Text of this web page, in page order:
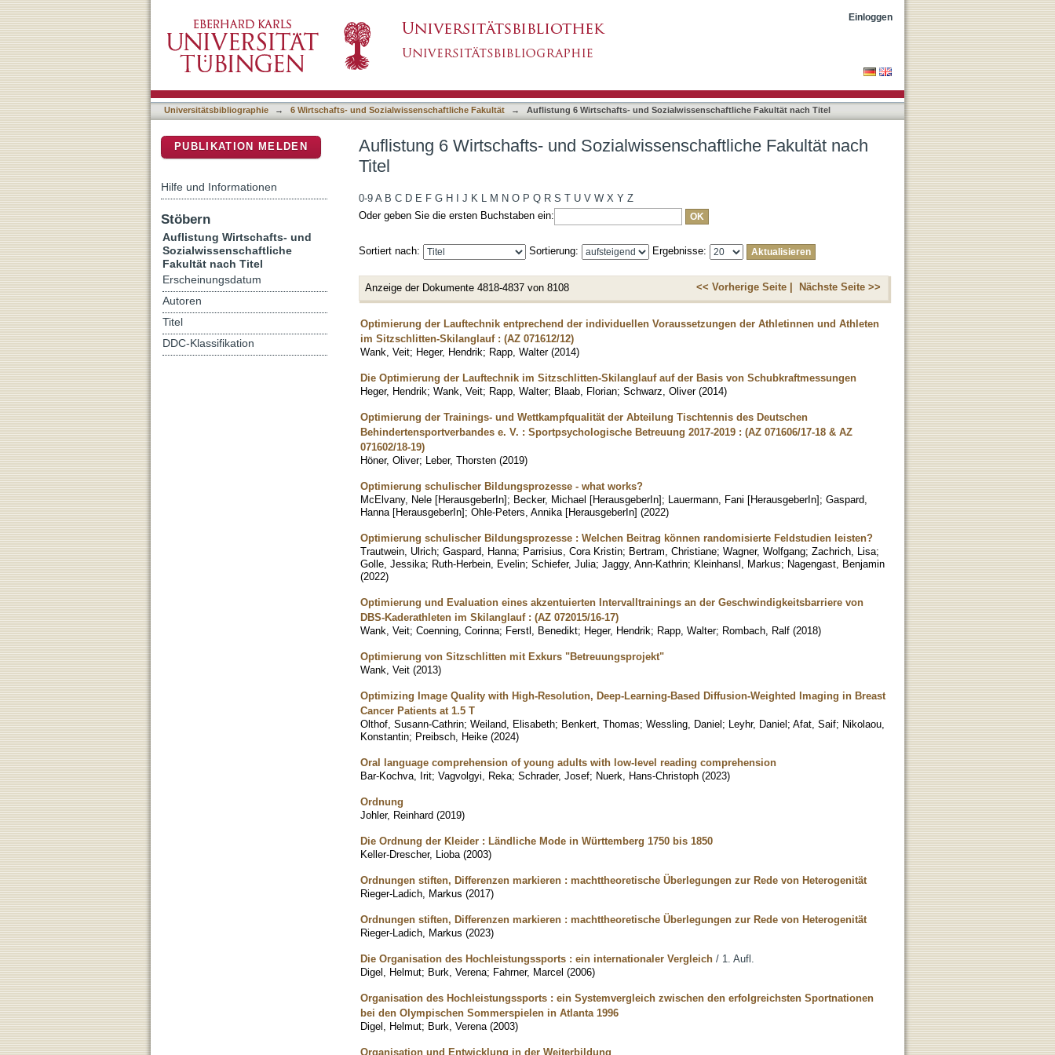
Einloggen
Universitätsbibliographie → 6 Wirtschafts- und Sozialwissenschaftliche Fakultät → Auflistung 6 Wirtschafts- und Sozialwissenschaftliche Fakultät nach Titel
Auflistung 6 Wirtschafts- und Sozialwissenschaftliche Fakultät nach
Titel
0-9 A B C D E F G H J K L M N O P Q R S T U V W X Y Z
Oder geben Sie die ersten Buchstaben ein:
Sortiert nach: Sortierung: Ergebnisse:
Anzeige der Dokumente 4818-4837 von 8108 << Vorherige Seite | Nächste Seite >>
Optimierung der Lauftechnik entprechend der individuellen Voraussetzungen der Athletinnen und Athleten
im Sitzschlitten-Skilanglauf : (AZ 071612/12)
Wank, Veit; Heger, Hendrik; Rapp, Walter (2014)
Die Optimierung der Lauftechnik im Sitzschlitten-Skilanglauf auf der Basis von Schubkraftmessungen
Heger, Hendrik; Wank, Veit; Rapp, Walter; Blaab, Florian; Schwarz, Oliver (2014)
Optimierung der Trainings- und Wettkampfqualität der Abteilung Tischtennis des Deutschen
Behindertensportverbandes e. V. : Sportpsychologische Betreuung 2017-2019 : (AZ 071606/17-18 & AZ
071602/18-19)
Höner, Oliver; Leber, Thorsten (2019)
Optimierung schulischer Bildungsprozesse - what works?
McElvany, Nele [HerausgeberIn]; Becker, Michael [HerausgeberIn]; Lauermann, Fani [HerausgeberIn]; Gaspard,
Hanna [HerausgeberIn]; Ohle-Peters, Annika [HerausgeberIn] (2022)
Optimierung schulischer Bildungsprozesse : Welchen Beitrag können randomisierte Feldstudien leisten?
Trautwein, Ulrich; Gaspard, Hanna; Parrisius, Cora Kristin; Bertram, Christiane; Wagner, Wolfgang; Zachrich, Lisa;
Golle, Jessika; Ruth-Herbein, Evelin; Schiefer, Julia; Jaggy, Ann-Kathrin; Kleinhansl, Markus; Nagengast, Benjamin
(2022)
Optimierung und Evaluation eines akzentuierten Intervalltrainings an der Geschwindigkeitsbarriere von
DBS-Kaderathleten im Skilanglauf : (AZ 072015/16-17)
Wank, Veit; Coenning, Corinna; Ferstl, Benedikt; Heger, Hendrik; Rapp, Walter; Rombach, Ralf (2018)
Optimierung von Sitzschlitten mit Exkurs "Betreuungsprojekt"
Wank, Veit (2013)
Optimizing Image Quality with High-Resolution, Deep-Learning-Based Diffusion-Weighted Imaging in Breast
Cancer Patients at 1.5 T
Olthof, Susann-Cathrin; Weiland, Elisabeth; Benkert, Thomas; Wessling, Daniel; Leyhr, Daniel; Afat, Saif; Nikolaou,
Konstantin; Preibsch, Heike (2024)
Oral language comprehension of young adults with low-level reading comprehension
Bar-Kochva, Irit; Vagvolgyi, Reka; Schrader, Josef; Nuerk, Hans-Christoph (2023)
Ordnung
Johler, Reinhard (2019)
Die Ordnung der Kleider : Ländliche Mode in Württemberg 1750 bis 1850
Keller-Drescher, Lioba (2003)
Ordnungen stiften, Differenzen markieren : machttheoretische Überlegungen zur Rede von Heterogenität
Rieger-Ladich, Markus (2017)
Ordnungen stiften, Differenzen markieren : machttheoretische Überlegungen zur Rede von Heterogenität
Rieger-Ladich, Markus (2023)
Die Organisation des Hochleistungssports : ein internationaler Vergleich / 1. Aufl.
Digel, Helmut; Burk, Verena; Fahrner, Marcel (2006)
Organisation des Hochleistungssports : ein Systemvergleich zwischen den erfolgreichsten Sportnationen
bei den Olympischen Sommerspielen in Atlanta 1996
Digel, Helmut; Burk, Verena (2003)
Organisation und Entwicklung in der Weiterbildung
PUBLIKATION MELDEN
Hilfe und Informationen
Stöbern
Auflistung Wirtschafts- und
Sozialwissenschaftliche
Fakultät nach Titel
Erscheinungsdatum
Autoren
Titel
DDC-Klassifikation